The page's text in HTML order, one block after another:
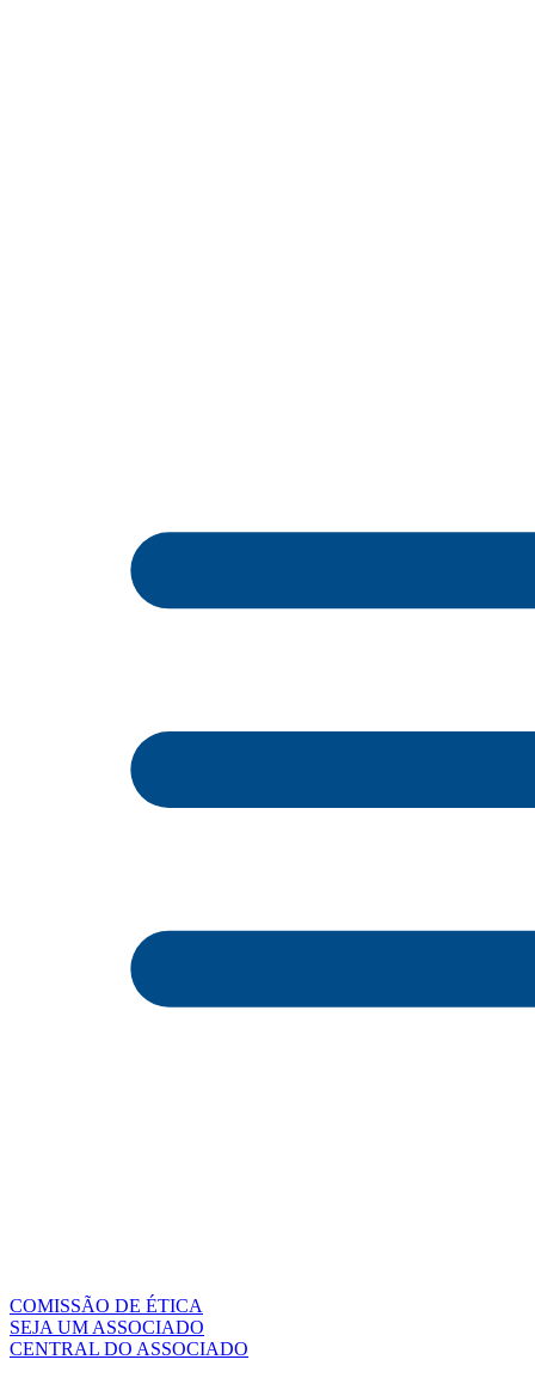
COMISSÃO DE ÉTICA
SEJA UM ASSOCIADO
CENTRAL DO ASSOCIADO